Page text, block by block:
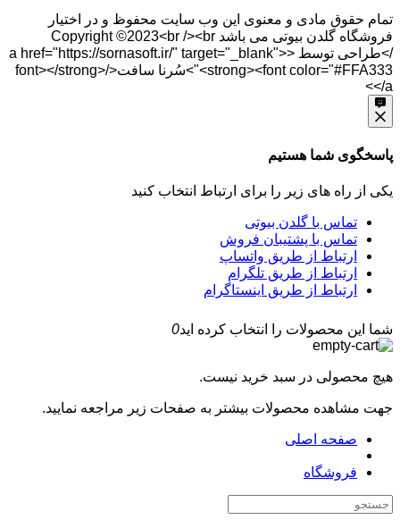
تمام حقوق مادی و معنوی این وب سایت محفوظ و در اختیار
فروشگاه گلدن بیوتی می باشد Copyright ©2023<br /><br
/>طراحی توسط <a href="https://sornasoft.ir/" target="_blank">
<strong><font color="#FFA333">سُرنا سافت</font></strong>
</a>
پاسخگوی شما هستیم
یکی از راه های زیر را برای ارتباط انتخاب کنید
تماس با گلدن بیوتی
تماس با پشتیبان فروش
ارتباط از طریق واتساپ
ارتباط از طریق تلگرام
ارتباط از طریق اینستاگرام
شما این محصولات را انتخاب کرده اید0
هیچ محصولی در سبد خرید نیست.
جهت مشاهده محصولات بیشتر به صفحات زیر مراجعه نمایید.
صفحه اصلی
فروشگاه